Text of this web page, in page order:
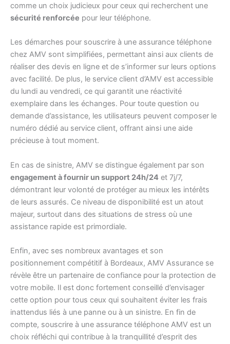
comme un choix judicieux pour ceux qui recherchent une
sécurité renforcée pour leur téléphone.
Les démarches pour souscrire à une assurance téléphone
chez AMV sont simplifiées, permettant ainsi aux clients de
réaliser des devis en ligne et de s’informer sur leurs options
avec facilité. De plus, le service client d’AMV est accessible
du lundi au vendredi, ce qui garantit une réactivité
exemplaire dans les échanges. Pour toute question ou
demande d’assistance, les utilisateurs peuvent composer le
numéro dédié au service client, offrant ainsi une aide
précieuse à tout moment.
En cas de sinistre, AMV se distingue également par son
engagement à fournir un support 24h/24 et 7j/7,
démontrant leur volonté de protéger au mieux les intérêts
de leurs assurés. Ce niveau de disponibilité est un atout
majeur, surtout dans des situations de stress où une
assistance rapide est primordiale.
Enfin, avec ses nombreux avantages et son
positionnement compétitif à Bordeaux, AMV Assurance se
révèle être un partenaire de confiance pour la protection de
votre mobile. Il est donc fortement conseillé d’envisager
cette option pour tous ceux qui souhaitent éviter les frais
inattendus liés à une panne ou à un sinistre. En fin de
compte, souscrire à une assurance téléphone AMV est un
choix réfléchi qui contribue à la tranquillité d’esprit des